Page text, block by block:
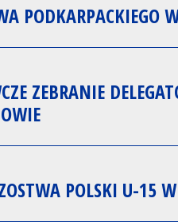
PODKARPACKIEGO
ZEBRANIE
POLSKI U-15